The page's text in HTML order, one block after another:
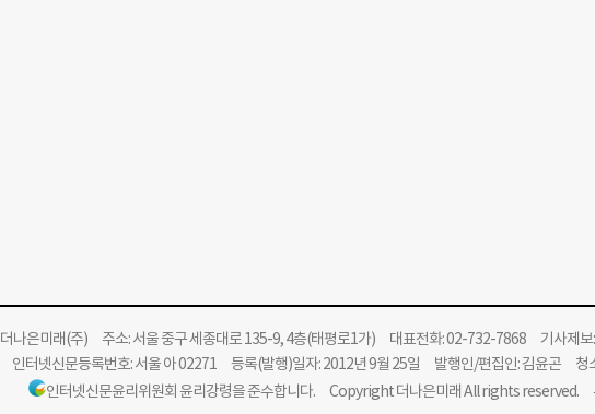
더나은미래(주)주소: 서울 중구 세종대로 135-9, 4층(태평로1가) 대표전화: 02-732-7868 기사제보:
인터넷신문등록번호: 서울 아 02271 등록(발행)일자: 2012년 9월 25일 발행인/편집인: 김윤곤 청
인터넷신문윤리위원회 윤리강령을 준수합니다. Copyright 더나은미래 All rights reserved.